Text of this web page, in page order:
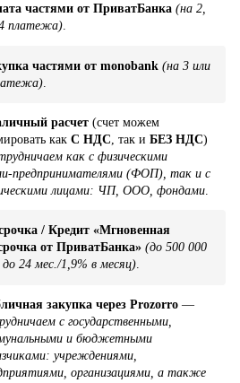
частями от ПриватБанка (на 2,
платежа)
частями от monobank (на 3 или
расчет (счет можем
как С НДС , так и БЕЗ НДС)
как с физическими
предпринимателями (ФОП), так и с
лицами: ЧП, ООО, фондами
/ Кредит «Мгновенная
от ПриватБанка» (до 500 000
до 24 мес./1,9% в месяц).
закупка через Prozorro —
с государственными,
и бюджетными
учреждениями,
организациями, а также